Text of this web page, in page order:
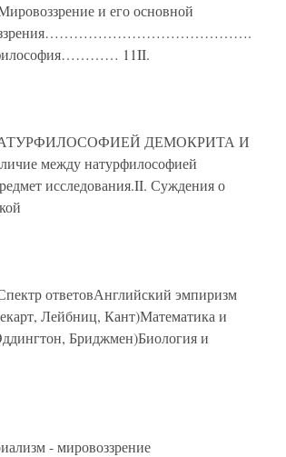
и его основной
философия………… 11II.
НАТУРФИЛОСОФИЕЙ ДЕМОКРИТА И
между натурфилософией
исследования.II. Суждения о
ответовАнглийский эмпиризм
Лейбниц, Кант)Математика и
Бриджмен)Биология и
- мировоззрение